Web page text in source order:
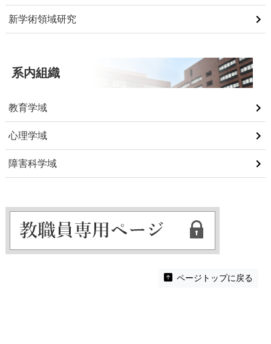
新学術領域研究
系内組織
教育学域
心理学域
障害科学域
ページトップに戻る